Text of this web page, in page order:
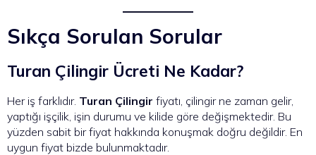
Sıkça Sorulan Sorular
Turan Çilingir Ücreti Ne Kadar?
Her iş farklıdır. Turan Çilingir fiyatı, çilingir ne zaman gelir,
yaptığı işçilik, işin durumu ve kilide göre değişmektedir. Bu
yüzden sabit bir fiyat hakkında konuşmak doğru değildir. En
uygun fiyat bizde bulunmaktadır.